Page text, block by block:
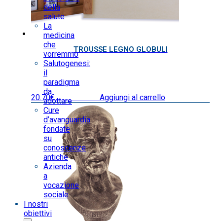
della
salute
La
medicina
che
vorremmo
Salutogenesi:
il
paradigma
da
adottare
Cure
d’avanguardia
fondate
su
conoscenze
antiche
Azienda
a
vocazione
sociale
I nostri
obiettivi
TROUSSE LEGNO GLOBULI
20.70€ IVA inclusa Aggiungi al carrello